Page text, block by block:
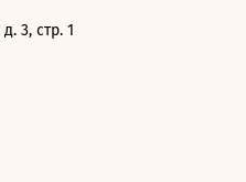
3, стр. 1